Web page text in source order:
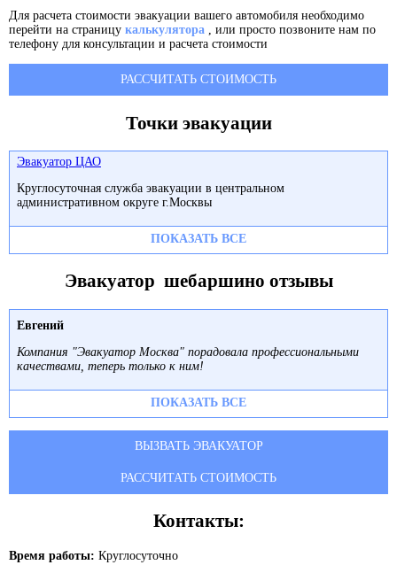
Для расчета стоимости эвакуации вашего автомобиля необходимо
перейти на страницу калькулятора , или просто позвоните нам по
телефону для консультации и расчета стоимости
РАССЧИТАТЬ СТОИМОСТЬ
Точки эвакуации
Эвакуатор ЦАО
Круглосуточная служба эвакуации в центральном
административном округе г.Москвы
ПОКАЗАТЬ ВСЕ
Эвакуатор шебаршино отзывы
Евгений
Компания "Эвакуатор Москва" порадовала профессиональными
качествами, теперь только к ним!
ПОКАЗАТЬ ВСЕ
ВЫЗВАТЬ ЭВАКУАТОР
РАССЧИТАТЬ СТОИМОСТЬ
Контакты:
Время работы: Круглосуточно